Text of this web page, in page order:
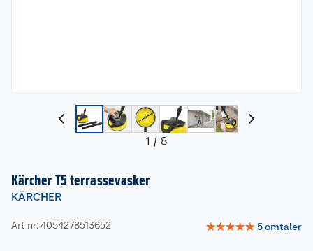
1 / 8
Kärcher T5 terrassevasker
KÄRCHER
Art nr: 4054278513652 ☆☆☆☆☆ 5omtaler